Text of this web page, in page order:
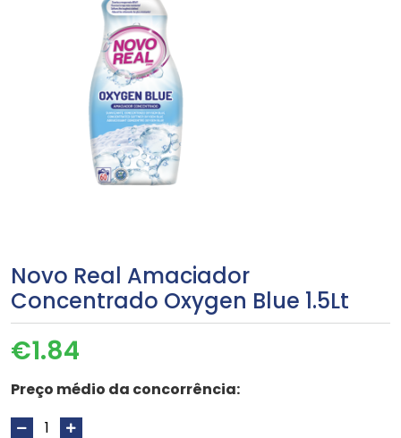
Novo Real Amaciador
Concentrado Oxygen Blue 1.5Lt
€1.84
Preço médio da concorrência: